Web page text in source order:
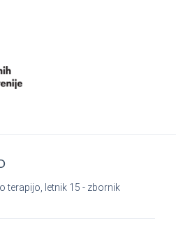
terapijo, letnik 15 - zbornik